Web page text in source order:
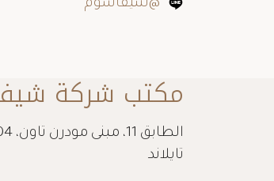
@شيفاسوم
مكتب شركة
تايلاند